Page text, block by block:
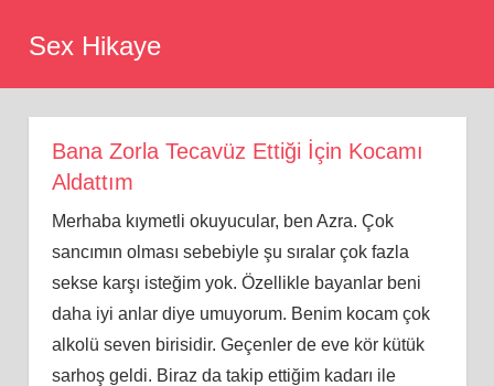
Sex Hikaye
Bana Zorla Tecavüz Ettiği İçin Kocamı
Aldattım
Merhaba kıymetli okuyucular, ben Azra. Çok
sancımın olması sebebiyle şu sıralar çok fazla
sekse karşı isteğim yok. Özellikle bayanlar beni
daha iyi anlar diye umuyorum. Benim kocam çok
alkolü seven birisidir. Geçenler de eve kör kütük
sarhoş geldi. Biraz da takip ettiğim kadarı ile